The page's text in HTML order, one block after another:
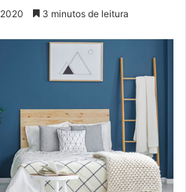
3 minutos de leitura